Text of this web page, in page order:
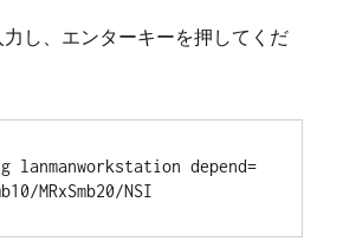
し、エンターキーを押してくだ
lanmanworkstation depend=
MRxSmb20/NSI